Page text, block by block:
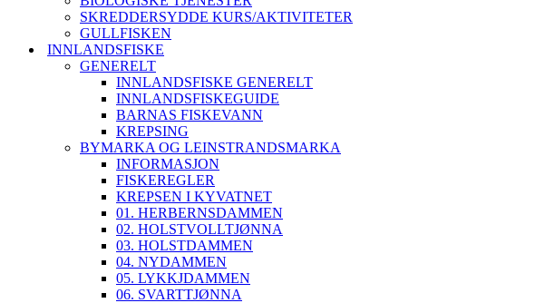
SKREDDERSYDDE KURS/AKTIVITETER
GULLFISKEN
INNLANDSFISKE
GENERELT
INNLANDSFISKE GENERELT
INNLANDSFISKEGUIDE
BARNAS FISKEVANN
KREPSING
BYMARKA OG LEINSTRANDSMARKA
INFORMASJON
FISKEREGLER
KREPSEN I KYVATNET
01. HERBERNSDAMMEN
02. HOLSTVOLLTJØNNA
03. HOLSTDAMMEN
04. NYDAMMEN
05. LYKKJDAMMEN
06. SVARTTJØNNA